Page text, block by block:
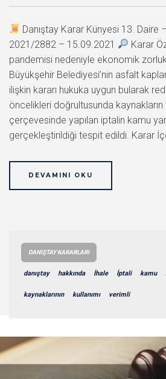
Danıştay Karar Künyesi 13.
2021/2882 – 15.09.2021
Karar
pandemisi nedeniyle ekonomik
Büyükşehir Belediyesi’nin asfalt
ilişkin kararı hukuka uygun bularak
öncelikleri doğrultusunda kaynakların
çerçevesinde yapılan iptalin kamu
gerçekleştirildiği tespit edildi. Karar
DEVAMINI OKU
DANIŞTAY KARARLARI
danıştay hakkında İhale İptali kamu
kaynaklarının kullanımı verimli